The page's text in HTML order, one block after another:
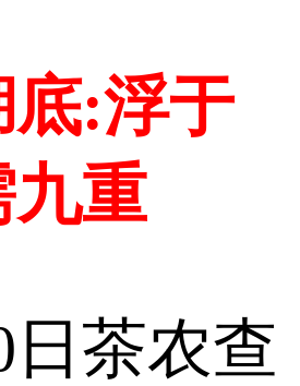
底:浮于
重
日茶农查